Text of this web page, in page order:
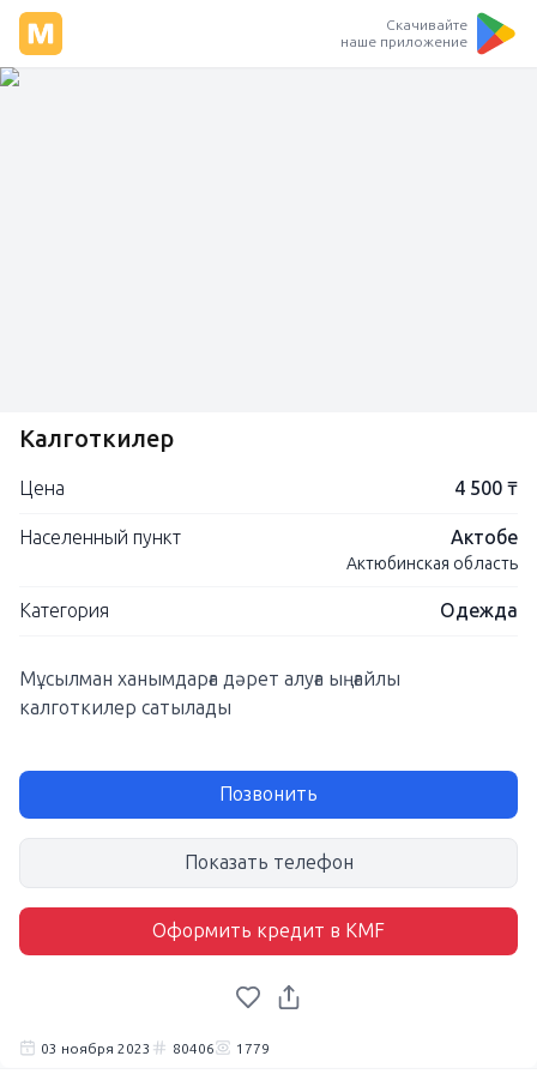
Скачивайте
наше приложение
Калготкилер
Цена 4 500 ₸
Населенный пункт Актобе
Актюбинская область
Категория Одежда
Мұсылман ханымдарға дәрет алуға ыңғайлы
калготкилер сатылады
Позвонить
Показать телефон
Оформить кредит в KMF
03 ноября 2023 80406 1779